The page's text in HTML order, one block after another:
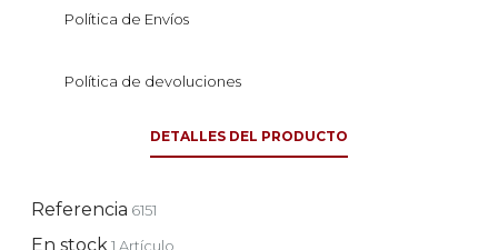
Política de Envíos
Política de devoluciones
DETALLES DEL PRODUCTO
Referencia 6151
En stock1 Artículo